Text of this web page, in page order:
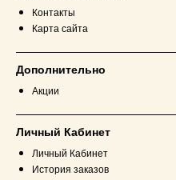
Контакты
Карта сайта
Дополнительно
Акции
Личный Кабинет
Личный Кабинет
История заказов